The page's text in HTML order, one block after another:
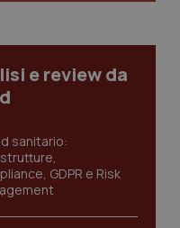
e review da
sanitario:
GDPR e Risk